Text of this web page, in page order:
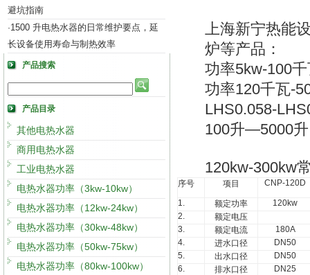
避坑指南
·1500 升电热水器的日常维护要点，延
长设备使用寿命与制热效率
产品搜索
产品目录
其他电热水器
商用电热水器
工业电热水器
电热水器功率（3kw-10kw）
电热水器功率（12kw-24kw）
电热水器功率（30kw-48kw）
电热水器功率（50kw-75kw）
电热水器功率（80kw-100kw）
上海新宁热能
炉等产品：
功率5kw-100
功率120千瓦-
LHS0.058-
100升—5000
120kw-300kw
序号 项目 CNP-120D
1. 额定功率
120kw
2.
额定电压
3.
额定电流
180A
4.
进水口径
DN50
5.
出水口径
DN50
6.
排水口径
DN25